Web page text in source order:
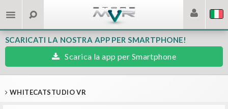
SCARICATI LA NOSTRA APP PER SMARTPHONE!
Scarica la app per Smartphone
WHITECATSTUDIO VR